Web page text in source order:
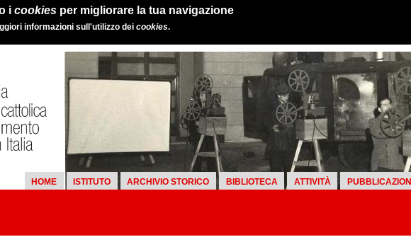
i cookies per migliorare la tua navigazione
informazioni sull'utilizzo dei cookies.
HOME ISTITUTO ARCHIVIO STORICO BIBLIOTECA ATTIVITÀ PUBBLICAZIONI